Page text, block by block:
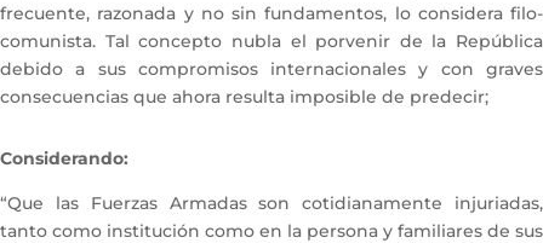
frecuente, razonada y no sin fundamentos, lo considera filo-
comunista. Tal concepto nubla el porvenir de la República
debido a sus compromisos internacionales y con graves
consecuencias que ahora resulta imposible de predecir;
Considerando:
“Que las Fuerzas Armadas son cotidianamente injuriadas,
tanto como institución como en la persona y familiares de sus